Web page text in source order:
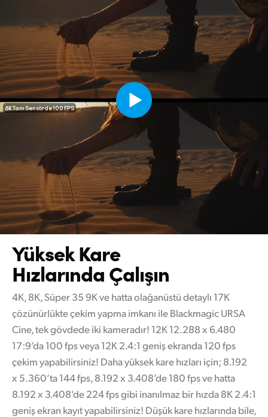
8K Tam Sensörde 100 FPS
Yüksek Kare
Hızlarında Çalışın
4K, 8K, Süper 35 9K ve hatta olağanüstü detaylı 17K
çözünürlükte çekim yapma imkanı ile Blackmagic URSA
Cine, tek gövdede iki kameradır! 12K 12.288 x 6.480
17:9’da 100 fps veya 12K 2.4:1 geniş ekranda 120 fps
çekim yapabilirsiniz! Daha yüksek kare hızları için; 8.192
x 5.360’ta 144 fps, 8.192 x 3.408’de 180 fps ve hatta
8.192 x 3.408'de 224 fps gibi inanılmaz bir hızda 8K 2.4:1
geniş ekran kayıt yapabilirsiniz! Düşük kare hızlarında bile,